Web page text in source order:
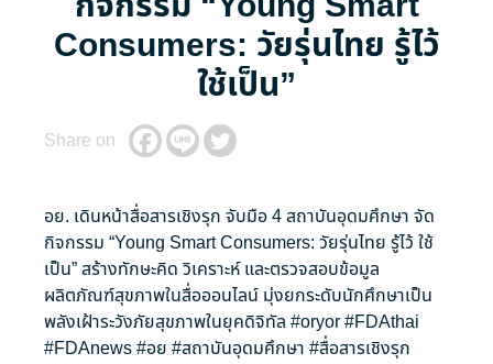
Consumers: วัยรุ่นไทย รู้ไว้
ใช้เป็น”
Share on
อย. เดินหน้าสื่อสารเชิงรุก จับมือ 4 สถาบันอุดมศึกษา จัด
กิจกรรม “Young Smart Consumers: วัยรุ่นไทย รู้ไว้ ใช้
เป็น” สร้างทักษะคิด วิเคราะห์ และตรวจสอบข้อมูล
ผลิตภัณฑ์สุขภาพในสื่อออนไลน์ มุ่งยกระดับนักศึกษาเป็น
พลังเฝ้าระวังภัยสุขภาพในยุคดิจิทัล #oryor#FDAthai
#FDAnews#อย #สถาบันอุดมศึกษา #สื่อสารเชิงรุก